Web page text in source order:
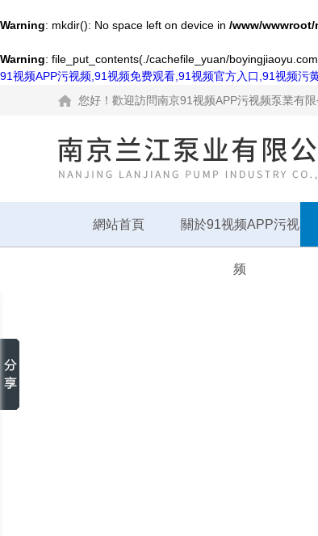
Warning: mkdir(): No space left on device in /www/
Warning: file_put_contents(./cachefile_yuan/
91视频APP污视频,91视频免费观看,91视频官方入口,91视频污
您好！歡迎訪問南京91视频APP污视频泵業有限
網站首頁 關於91视频APP污视
频